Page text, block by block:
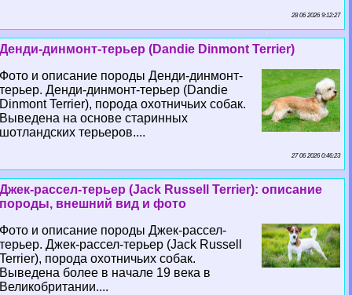
28 06 2026 9:12:27
Денди-динмонт-терьер (Dandie Dinmont Terrier)
Фото и описание породы Денди-динмонт-
терьер. Денди-динмонт-терьер (Dandie
Dinmont Terrier), порода охотничьих собак.
Выведена на основе старинных
шотландских терьеров....
27 06 2026 0:46:23
Джек-рассел-терьер (Jack Russell Terrier): описание
породы, внешний вид и фото
Фото и описание породы Джек-рассел-
терьер. Джек-рассел-терьер (Jack Russell
Terrier), порода охотничьих собак.
Выведена более в начале 19 века в
Великобритании....